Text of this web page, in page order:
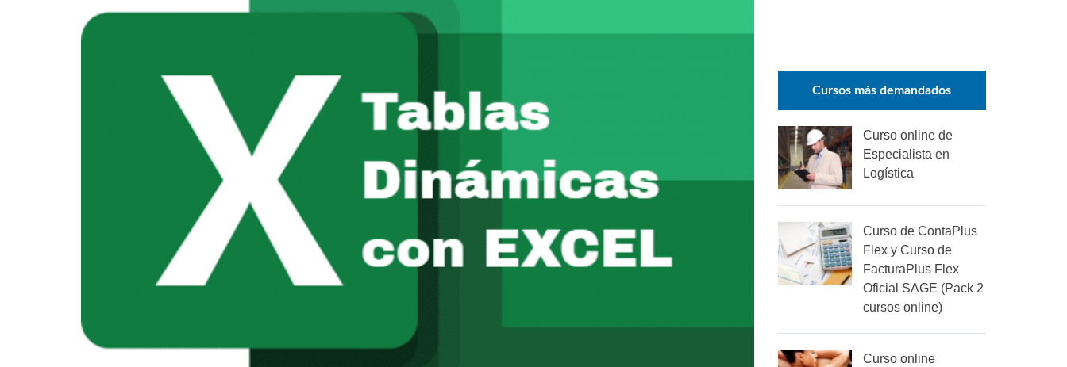
Cursos más demandados
Curso online de
Especialista en
Logística
Curso de ContaPlus
Flex y Curso de
FacturaPlus Flex
Oficial SAGE (Pack 2
cursos online)
Curso online